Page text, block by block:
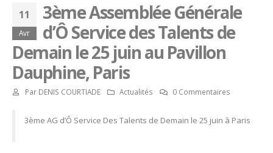
11
Avr
3ème Assemblée Générale
d’Ô Service des Talents de
Demain le 25 juin au Pavillon
Dauphine, Paris
Par DENIS COURTIADE Actualités 0 Commentaires
3ème AG d’Ô Service Des Talents de Demain le 25 juin à Paris